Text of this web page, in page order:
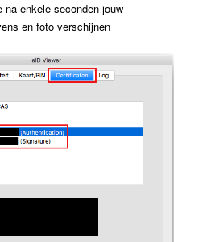
na enkele seconden jouw
en foto verschijnen